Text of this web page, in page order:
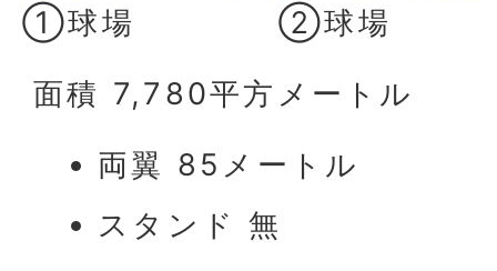
①球場
②球場
面積 7,780平方メートル
両翼 85メートル
スタンド 無